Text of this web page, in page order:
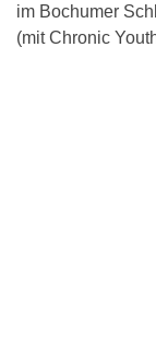
im Bochumer
(mit Chronic